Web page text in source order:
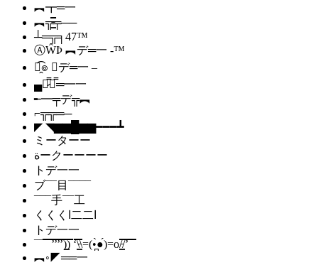
︻┳═一
︻╦̵̵͇̿̿̿̿╤──
┴═╦╕47™
ⒶŴÞ ︻デ═一 -™
๏̯͡๏ ︻デ═一 –
▄︻̷̿┻̿═━一
╾━╤デ╦︻
⌐╦╦═─
◤ ◥▆▆█▆▆━━━┻
ミーターー
ةークーーーー
トデ一一
ブ¯¯目¯¯¯¯
¯¯¯手¯¯工
トデ一一
¯¯̿̿¯̿̿’̿̿̿̿̿̿̿’̿̿’̿̿̿̿̿’̿̿̿)͇̿̿)̿̿̿̿ ‘̿̿̿̿̿̿\̵͇̿̿\=(•̪̀●́)=o/̵͇̿̿/’̿̿ ̿ ̿̿
︻◦◤══一